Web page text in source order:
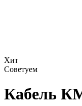
Хит
Советуем
Кабель